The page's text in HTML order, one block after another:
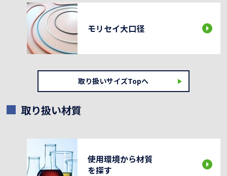
モリセイ大口径
取り扱いサイズTopへ
取り扱い材質
使用環境から材質
を探す